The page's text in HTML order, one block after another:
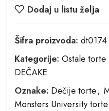
Dodaj u listu želja
Šifra proizvoda: dt0174
Kategorije: Ostale torte
DEČAKE
Oznake: Dečije torte,
Monsters University torte